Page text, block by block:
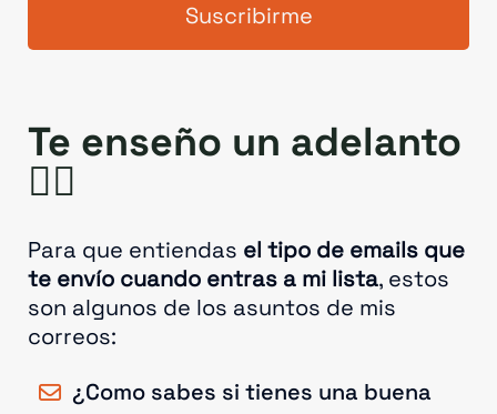
Suscribirme
Te enseño un adelanto
👇🏻
Para que entiendas el tipo de emails que
te envío cuando entras a mi lista, estos
son algunos de los asuntos de mis
correos:
¿Como sabes si tienes una buena